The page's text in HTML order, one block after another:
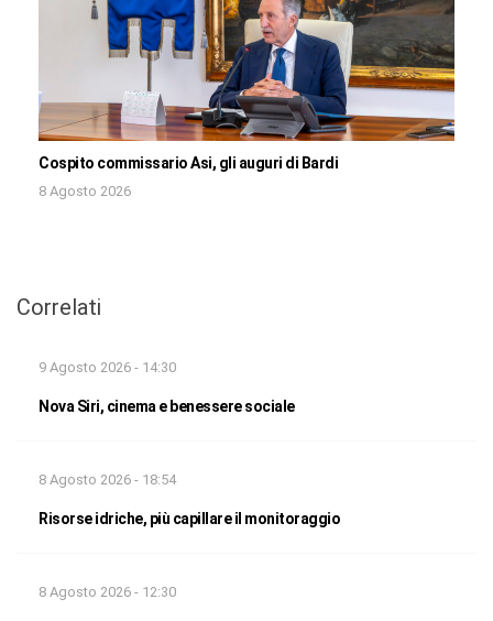
Cospito commissario Asi, gli auguri di Bardi
8 Agosto 2026
Correlati
9 Agosto 2026 - 14:30
Nova Siri, cinema e benessere sociale
8 Agosto 2026 - 18:54
Risorse idriche, più capillare il monitoraggio
8 Agosto 2026 - 12:30